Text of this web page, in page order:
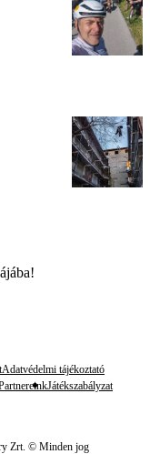
Adatvédelmi tájékoztató
Játékszabályzat
Zrt. © Minden jog